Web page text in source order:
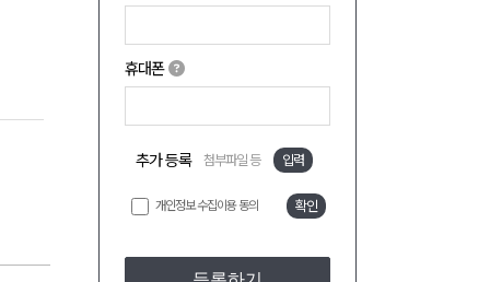
휴대폰
추가 등록 첨부파일 등 입력
개인정보 수집이용 동의 확인